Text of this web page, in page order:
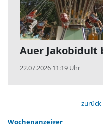
Auer Jakobidult
22.07.2026 11:19 Uhr
zurück
Wochenanzeiger